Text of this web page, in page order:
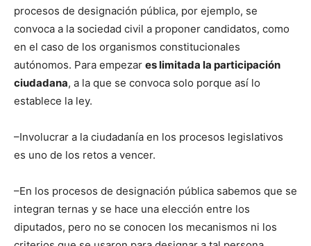
procesos de designación pública, por ejemplo, se
convoca a la sociedad civil a proponer candidatos, como
en el caso de los organismos constitucionales
autónomos. Para empezar es limitada la participación
ciudadana, a la que se convoca solo porque así lo
establece la ley.
–Involucrar a la ciudadanía en los procesos legislativos
es uno de los retos a vencer.
–En los procesos de designación pública sabemos que se
integran ternas y se hace una elección entre los
diputados, pero no se conocen los mecanismos ni los